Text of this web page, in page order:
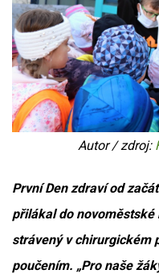
Autor / zdroj:
První Den zdraví od
přilákal do novoměstské
strávený v chirurgickém
poučením. „Pro naše